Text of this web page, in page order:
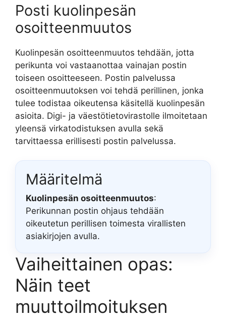
Posti kuolinpesän
osoitteenmuutos
Kuolinpesän osoitteenmuutos tehdään, jotta
perikunta voi vastaanottaa vainajan postin
toiseen osoitteeseen. Postin palvelussa
osoitteenmuutoksen voi tehdä perillinen, jonka
tulee todistaa oikeutensa käsitellä kuolinpesän
asioita. Digi- ja väestötietovirastolle ilmoitetaan
yleensä virkatodistuksen avulla sekä
tarvittaessa erillisesti postin palvelussa.
Määritelmä
Kuolinpesän osoitteenmuutos:
Perikunnan postin ohjaus tehdään
oikeutetun perillisen toimesta virallisten
asiakirjojen avulla.
Vaiheittainen opas:
Näin teet
muuttoilmoituksen